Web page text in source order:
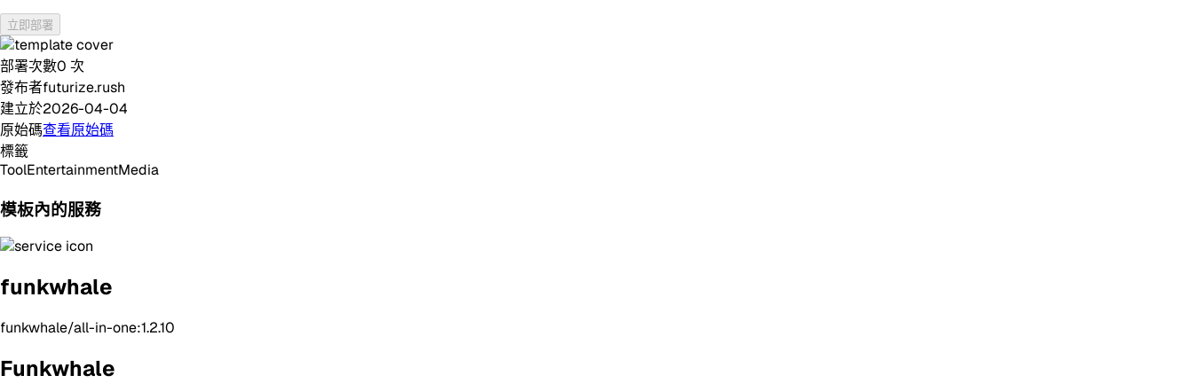
立即部署
部署次數0 次
發布者futurize.rush
建立於2026-04-04
原始碼查看原始碼
標籤
ToolEntertainmentMedia
模板內的服務
funkwhale
funkwhale/all-in-one:1.2.10
Funkwhale